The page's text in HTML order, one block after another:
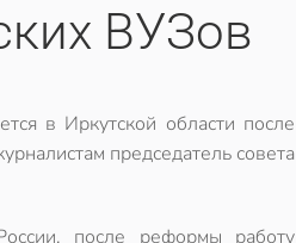
ВУЗов
в Иркутской области после
председатель совета
после реформы работу